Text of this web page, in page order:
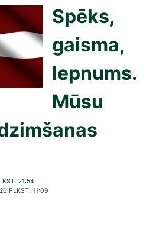
Spēks,
gaisma,
lepnums.
Mūsu
21:54
PLKST. 11:09